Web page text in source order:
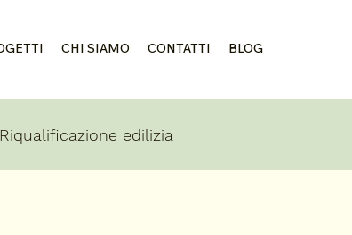
CHI SIAMO CONTATTI BLOG
Riqualificazione edilizia